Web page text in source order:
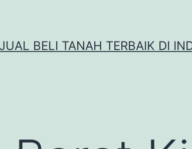
BELI TANAH TERBAIK DI